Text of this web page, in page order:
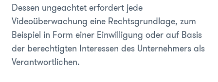
Dessen ungeachtet erfordert jede
Videoüberwachung eine Rechtsgrundlage, zum
Beispiel in Form einer Einwilligung oder auf Basis
der berechtigten Interessen des Unternehmers als
Verantwortlichen.